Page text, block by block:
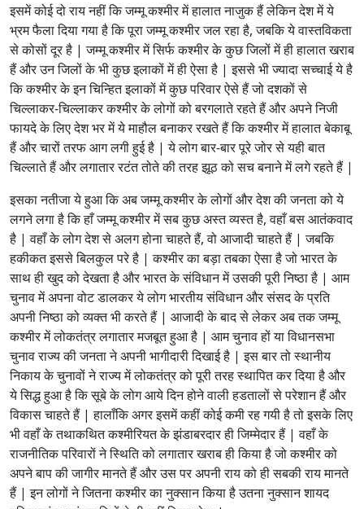
इसमें कोई दो राय नहीं कि जम्मू कश्मीर में हालात नाजुक हैं लेकिन देश में ये
भ्रम फैला दिया गया है कि पूरा जम्मू कश्मीर जल रहा है, जबकि ये वास्तविकता
से कोसों दूर है | जम्मू कश्मीर में सिर्फ कश्मीर के कुछ जिलों में ही हालात खराब
हैं और उन जिलों के भी कुछ इलाकों में ही ऐसा है | इससे भी ज्यादा सच्चाई ये है
कि कश्मीर के इन चिन्हित इलाकों में कुछ परिवार ऐसे हैं जो दशकों से
चिल्लाकर-चिल्लाकर कश्मीर के लोगों को बरगलाते रहते हैं और अपने निजी
फायदे के लिए देश भर में ये माहौल बनाकर रखते हैं कि कश्मीर में हालात बेकाबू
हैं और चारों तरफ आग लगी हुई है | ये लोग बार-बार पूरे जोर से यही बात
चिल्लाते हैं और लगातार रटंत तोते की तरह झूठ को सच बनाने में लगे रहते हैं |
इसका नतीजा ये हुआ कि अब जम्मू कश्मीर के लोगों और देश की जनता को ये
लगने लगा है कि हाँ जम्मू कश्मीर में सब कुछ अस्त व्यस्त है, वहाँ बस आतंकवाद
है | वहाँ के लोग देश से अलग होना चाहते हैं, वो आजादी चाहते हैं | जबकि
हकीकत इससे बिलकुल परे है | कश्मीर का बड़ा तबका ऐसा है जो भारत के
साथ ही खुद को देखता है और भारत के संविधान में उसकी पूरी निष्ठा है | आम
चुनाव में अपना वोट डालकर ये लोग भारतीय संविधान और संसद के प्रति
अपनी निष्ठा को व्यक्त भी करते हैं | आजादी के बाद से लेकर अब तक जम्मू
कश्मीर में लोकतंत्र लगातार मजबूत हुआ है | आम चुनाव हों या विधानसभा
चुनाव राज्य की जनता ने अपनी भागीदारी दिखाई है | इस बार तो स्थानीय
निकाय के चुनावों ने राज्य में लोकतंत्र को पूरी तरह स्थापित कर दिया है और
ये सिद्ध हुआ है कि सूबे के लोग आये दिन होने वाली हडतालों से परेशान हैं और
विकास चाहते हैं | हालाँकि अगर इसमें कहीं कोई कमी रह गयी है तो इसके लिए
भी वहाँ के तथाकथित कश्मीरियत के झंडाबरदार ही जिम्मेदार हैं | वहाँ के
राजनीतिक परिवारों ने स्थिति को लगातार खराब ही किया है जो कश्मीर को
अपने बाप की जागीर मानते हैं और उस पर अपनी राय को ही सबकी राय मानते
हैं | इन लोगों ने जितना कश्मीर का नुक्सान किया है उतना नुक्सान शायद